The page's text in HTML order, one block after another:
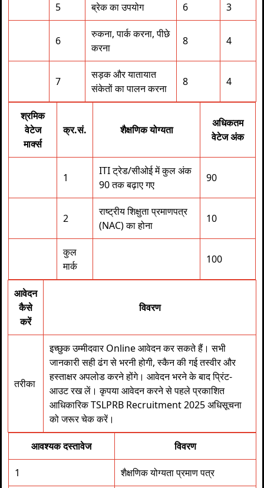
5 ब्रेक का उपयोग 6 3
6
रुकना, पार्क करना, पीछे
करना
8 4
7
सड़क और यातायात
संकेतों का पालन करना
8 4
श्रमिक
वेटेज
मार्क्स
क्र.सं. शैक्षणिक योग्यता
अधिकतम
वेटेज अंक
1
ITI ट्रेड/सीओई में कुल अंक
90 तक बढ़ाए गए
90
2
राष्ट्रीय शिक्षुता प्रमाणपत्र
(NAC) का होना
10
कुल
मार्क
100
आवेदन
कैसे
करें
विवरण
तरीका
इच्छुक उम्मीदवार Online आवेदन कर सकते हैं। सभी
जानकारी सही ढंग से भरनी होगी, स्कैन की गई तस्वीर और
हस्ताक्षर अपलोड करने होंगे। आवेदन भरने के बाद प्रिंट-
आउट रख लें। कृपया आवेदन करने से पहले प्रकाशित
आधिकारिक TSLPRB Recruitment 2025 अधिसूचना
को जरूर चेक करें।
आवश्यक दस्तावेज विवरण
1 शैक्षणिक योग्यता प्रमाण पत्र